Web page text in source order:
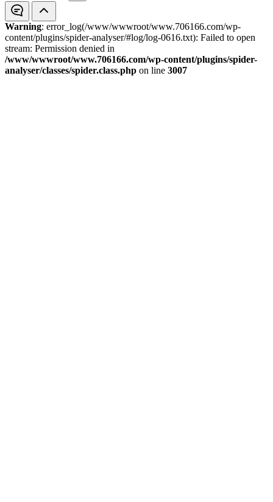
Warning: error_log(/www/wwwroot/www.706166.com/wp-
content/plugins/spider-analyser/#log/log-0616.txt): Failed to open
stream: Permission denied in
/www/wwwroot/www.706166.com/wp-content/plugins/spider-
analyser/classes/spider.class.php on line 3007